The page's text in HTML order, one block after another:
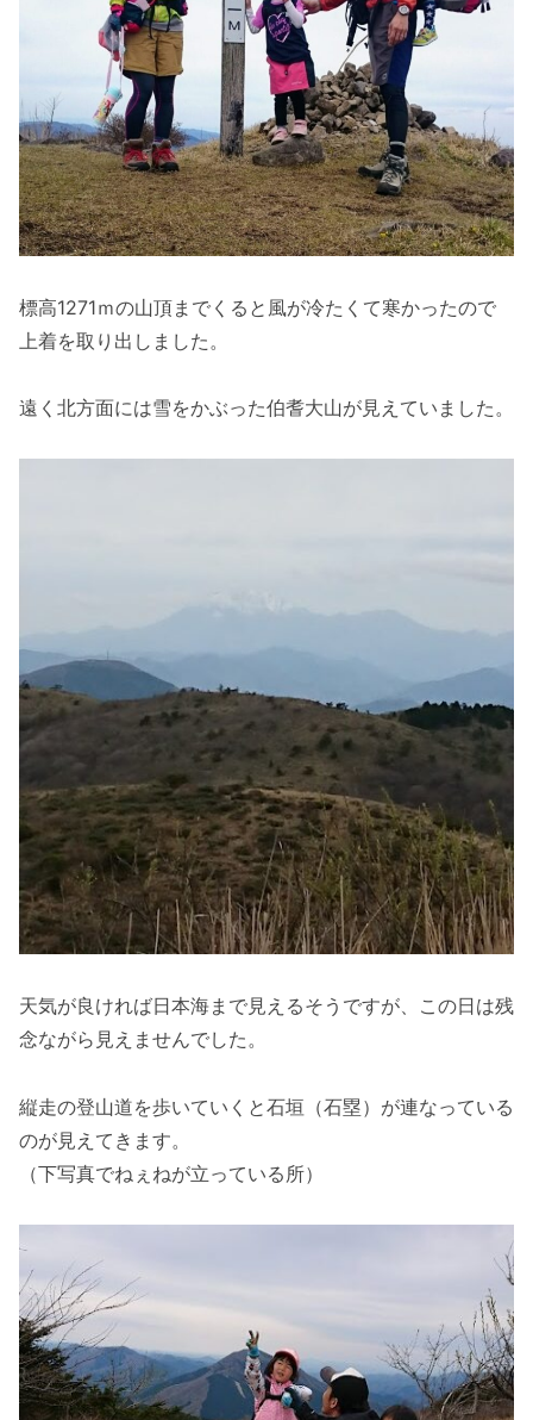
標高1271ｍの山頂までくると風が冷たくて寒かったので
上着を取り出しました。
遠く北方面には雪をかぶった伯耆大山が見えていました。
天気が良ければ日本海まで見えるそうですが、この日は残
念ながら見えませんでした。
縦走の登山道を歩いていくと石垣（石塁）が連なっている
のが見えてきます。
（下写真でねぇねが立っている所）